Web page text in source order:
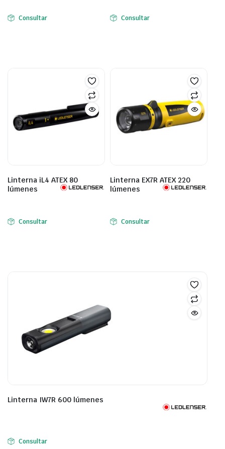
Consultar Consultar
Linterna iL4 ATEX 80
lúmenes
Consultar
Linterna EX7R ATEX 220
lúmenes
Consultar
Linterna IW7R 600 lúmenes
Consultar